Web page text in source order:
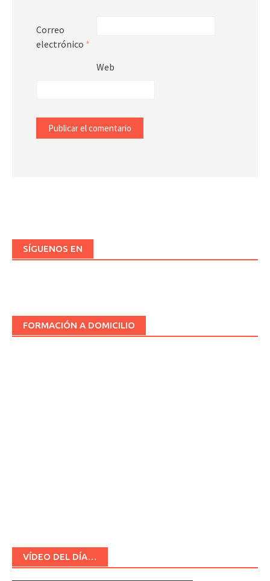
Correo
electrónico *
Web
SÍGUENOS EN
FORMACIÓN A DOMICILIO
VÍDEO DEL DÍA…